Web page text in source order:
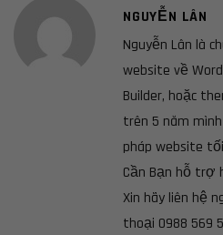
NGUYỄN LÂN
Nguyễn Lân là
website về
Builder, hoặc
trên 5 năm
pháp website
Cần Bạn hỗ trợ
Xin hãy liên hệ
thoại 0988 569